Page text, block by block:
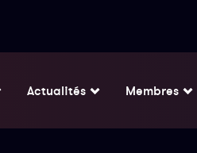
Actualités Membres